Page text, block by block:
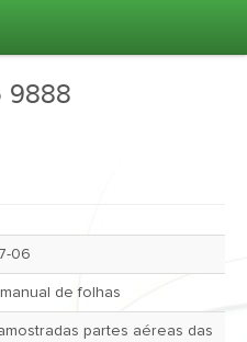
9888
06
de folhas
partes aéreas das